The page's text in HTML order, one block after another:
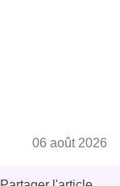
06 août 2026